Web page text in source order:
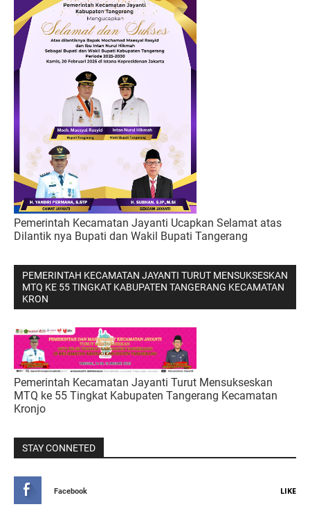
Pemerintah Kecamatan Jayanti Ucapkan Selamat atas
Dilantik nya Bupati dan Wakil Bupati Tangerang
PEMERINTAH KECAMATAN JAYANTI TURUT MENSUKSESKAN
MTQ KE 55 TINGKAT KABUPATEN TANGERANG KECAMATAN
KRON
Pemerintah Kecamatan Jayanti Turut Mensukseskan
MTQ ke 55 Tingkat Kabupaten Tangerang Kecamatan
Kronjo
STAY CONNETED
Facebook LIKE